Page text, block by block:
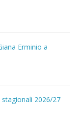
Erminio a
2026/27